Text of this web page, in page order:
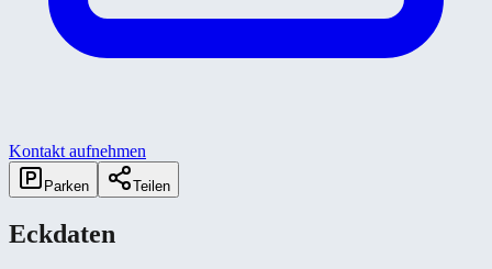
Kontakt aufnehmen
Parken Teilen
Eckdaten